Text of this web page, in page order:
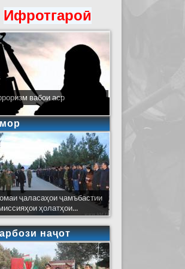
Ифротгароӣ
вабои аср
ҷаласаҳои ҷамъбастии
ҳолатҳои...
наҷот